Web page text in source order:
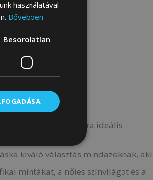
anyagtól mentes
Time grafika
jól átlátható belső
kézi fogantyú
vállpánt
hétköznapi használatra ideális
kiváló választás mindazoknak,
mintákat, a nőies színvilágot és a
használatával
Bővebben
Besorolatlan